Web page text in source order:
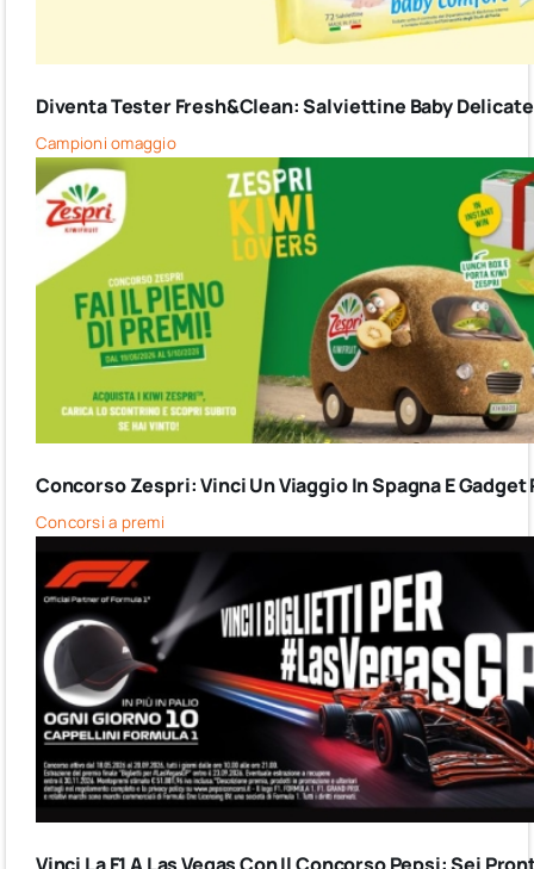
Diventa Tester Fresh&Clean: Salviettine Baby
Campioni omaggio
Concorso Zespri: Vinci Un Viaggio In Spagna E
Concorsi a premi